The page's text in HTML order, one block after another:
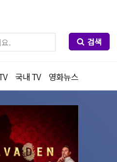
검색
국내 TV 영화뉴스